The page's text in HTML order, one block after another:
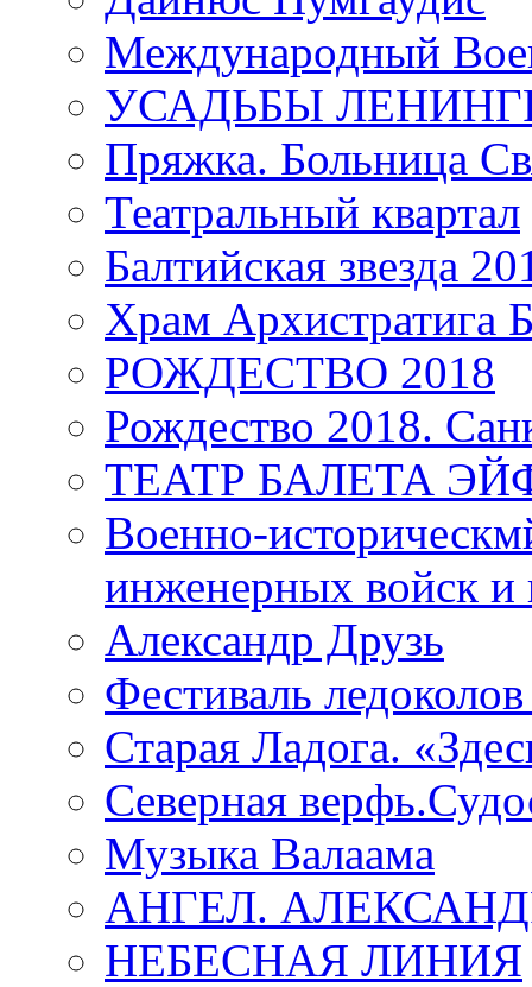
Международный
УСАДЬБЫ
Пряжка. Больница
Театральный квартал
Балтийская звезда
Храм
РОЖДЕСТВО 2018
Рождество 2018.
ТЕАТР БАЛЕТА
Военно-
инженерных войск и
Александр Друзь
Фестиваль
Старая Ладога.
Северная
Музыка Валаама
АНГЕЛ.
НЕБЕСНАЯ ЛИНИЯ